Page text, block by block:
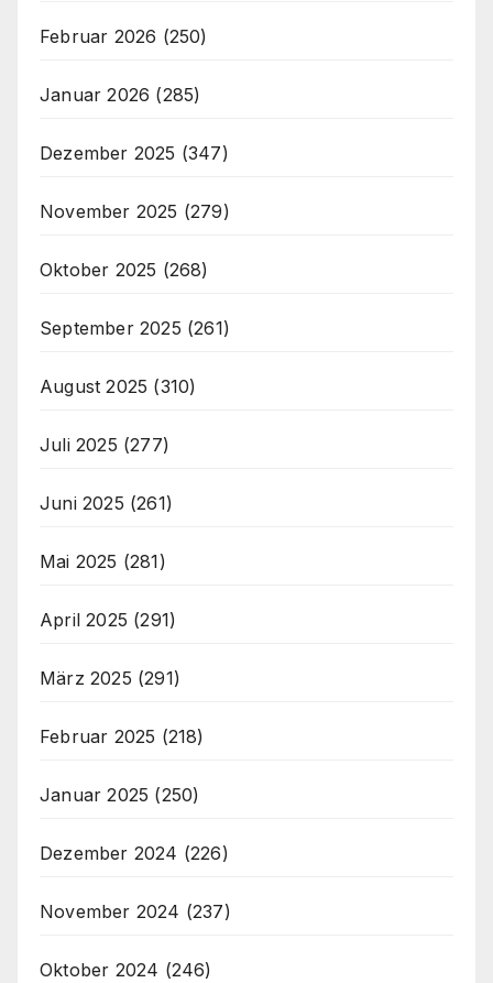
Februar 2026 (250)
Januar 2026 (285)
Dezember 2025 (347)
November 2025 (279)
Oktober 2025 (268)
September 2025 (261)
August 2025 (310)
Juli 2025 (277)
Juni 2025 (261)
Mai 2025 (281)
April 2025 (291)
März 2025 (291)
Februar 2025 (218)
Januar 2025 (250)
Dezember 2024 (226)
November 2024 (237)
Oktober 2024 (246)